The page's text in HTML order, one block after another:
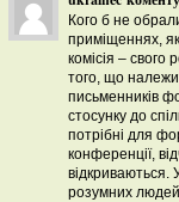
Кого б не
приміщеннях,
комісія –
того, що
письменників
стосунку до
потрібні для
конференції,
відкриваються.
розумних